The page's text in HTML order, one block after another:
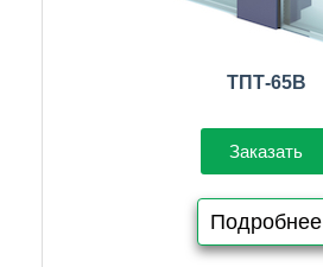
ТПТ-65В
Заказать
Подробнее